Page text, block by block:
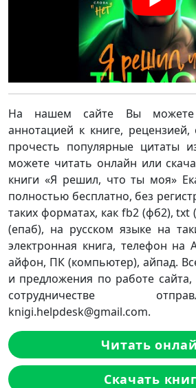
На нашем сайте Вы можете
аннотацией к книге,
прочесть популярные цитаты
можете читать онлайн или
книги «Я решил, что ты моя»
полностью бесплатно, без
таких форматах, как fb2 (фб2), txt
(епаб), на русском языке на
электронная книга, телефон на
айфон, ПК (компьютер), айпад.
и предложения по работе
сотрудничестве
knigi.helpdesk@gmail.com.
Читать
Скачать